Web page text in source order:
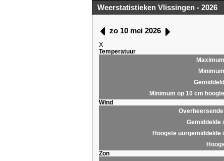
Weerstatistieken Vlissingen - 2026
zo 10 mei 2026
X
Temperatuur
Maximum
Minimum
Gemiddeld
Minimum op 10 cm hoogte
Wind
Gemiddelde
Hoogste uurgemiddelde
Zon